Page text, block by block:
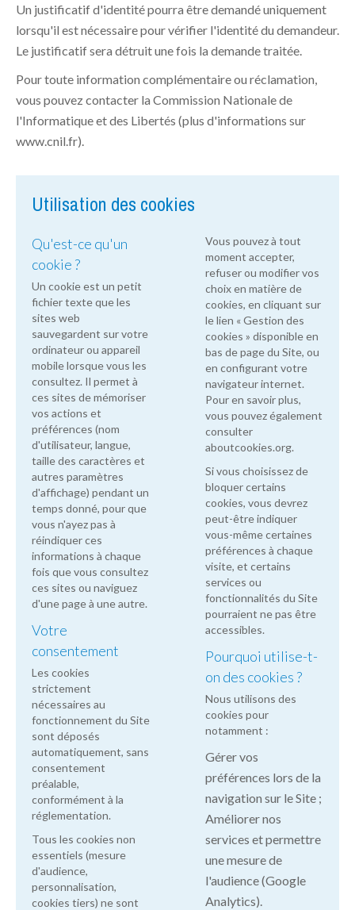
Un justificatif d'identité pourra être demandé uniquement
lorsqu'il est nécessaire pour vérifier l'identité du demandeur.
Le justificatif sera détruit une fois la demande traitée.
Pour toute information complémentaire ou réclamation,
vous pouvez contacter la Commission Nationale de
l'Informatique et des Libertés (plus d'informations sur
www.cnil.fr).
Utilisation des cookies
Qu'est-ce qu'un
cookie ?
Un cookie est un petit
fichier texte que les
sites web
sauvegardent sur votre
ordinateur ou appareil
mobile lorsque vous les
consultez. Il permet à
ces sites de mémoriser
vos actions et
préférences (nom
d'utilisateur, langue,
taille des caractères et
autres paramètres
d'affichage) pendant un
temps donné, pour que
vous n'ayez pas à
réindiquer ces
informations à chaque
fois que vous consultez
ces sites ou naviguez
d'une page à une autre.
Votre
consentement
Les cookies
strictement
nécessaires au
fonctionnement du Site
sont déposés
automatiquement, sans
consentement
préalable,
conformément à la
réglementation.
Tous les cookies non
essentiels (mesure
d'audience,
personnalisation,
cookies tiers) ne sont
Vous pouvez à tout
moment accepter,
refuser ou modifier vos
choix en matière de
cookies, en cliquant sur
le lien « Gestion des
cookies » disponible en
bas de page du Site, ou
en configurant votre
navigateur internet.
Pour en savoir plus,
vous pouvez également
consulter
aboutcookies.org.
Si vous choisissez de
bloquer certains
cookies, vous devrez
peut-être indiquer
vous-même certaines
préférences à chaque
visite, et certains
services ou
fonctionnalités du Site
pourraient ne pas être
accessibles.
Pourquoi utilise-t-
on des cookies ?
Nous utilisons des
cookies pour
notamment :
Gérer vos
préférences lors de la
navigation sur le Site ;
Améliorer nos
services et permettre
une mesure de
l'audience (Google
Analytics).